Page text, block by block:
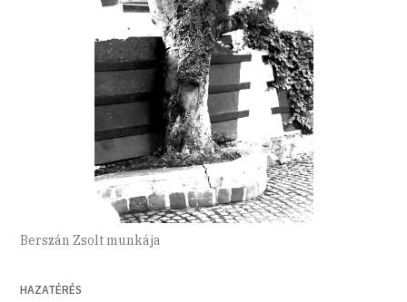
Berszán Zsolt munkája
HAZATÉRÉS